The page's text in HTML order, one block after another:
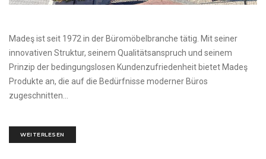
Madeş ist seit 1972 in der Büromöbelbranche tätig. Mit seiner
innovativen Struktur, seinem Qualitätsanspruch und seinem
Prinzip der bedingungslosen Kundenzufriedenheit bietet Madeş
Produkte an, die auf die Bedürfnisse moderner Büros
zugeschnitten...
WEITERLESEN